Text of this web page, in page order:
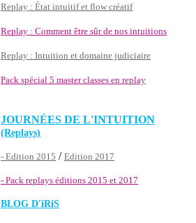
Replay : État intuitif et flow créatif
Replay : Comment être sûr de nos intuitions
Replay : Intuition et domaine judiciaire
Pack spécial 5 master classes en replay
JOURNÉES DE L'INTUITION
(Replays)
- Edition 2015 / Edition 2017
- Pack replays éditions 2015 et 2017
BLOG D'iRiS